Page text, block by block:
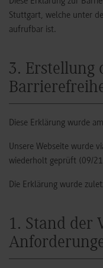
Stuttgart, welche unter
aufrufbar ist.
3. Erstellung
Diese Erklärung wurde
Unsere Webseite wurde
wiederholt geprüft (09/
Die Erklärung wurde
1. Stand der